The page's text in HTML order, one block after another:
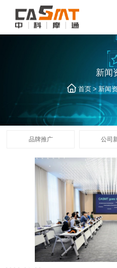
新闻
首页 > 新闻
品牌推广 公司